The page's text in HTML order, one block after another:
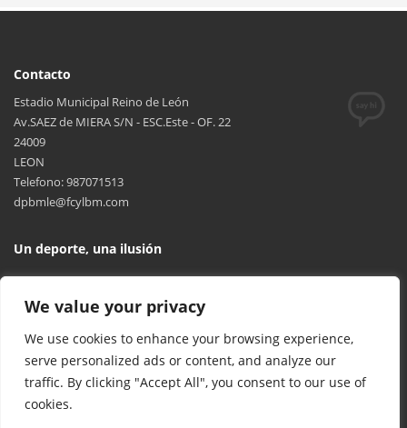
We value your privacy
We use cookies to enhance your browsing experience,
serve personalized ads or content, and analyze our
traffic. By clicking "Accept All", you consent to our use of
cookies.
Contacto
Estadio Municipal Reino de León
Av.SAEZ de MIERA S/N - ESC.Este - OF. 22
24009
LEON
Telefono: 987071513
dpbmle@fcylbm.com
Un deporte, una ilusión